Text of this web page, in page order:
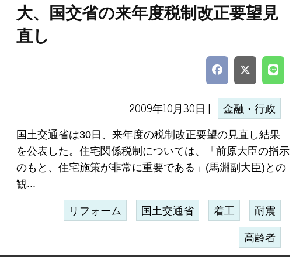
大、国交省の来年度税制改正要望見
直し
2009年10月30日 | 金融・行政
国土交通省は30日、来年度の税制改正要望の見直し結果
を公表した。住宅関係税制については、「前原大臣の指示
のもと、住宅施策が非常に重要である」(馬淵副大臣)との
観...
リフォーム 国土交通省 着工 耐震
高齢者